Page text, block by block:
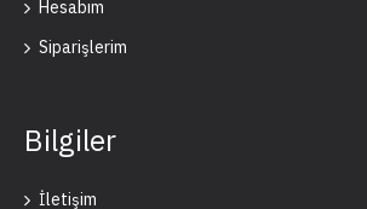
Hesabım
Siparişlerim
Bilgiler
İletişim